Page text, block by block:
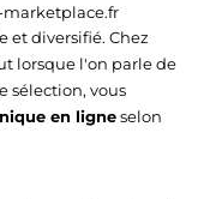
et diversifié. Chez
lorsque l'on parle de
sélection, vous
en ligneselon